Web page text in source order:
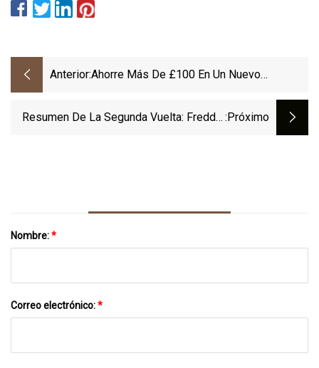
Anterior:Ahorre Más De £100 En Un Nuevo
Del Séptimo Aniversario De FlexiSpot
Resumen De La Segunda Vuelta: Freddie :próximo
Nombre:*
Correo electrónico:*